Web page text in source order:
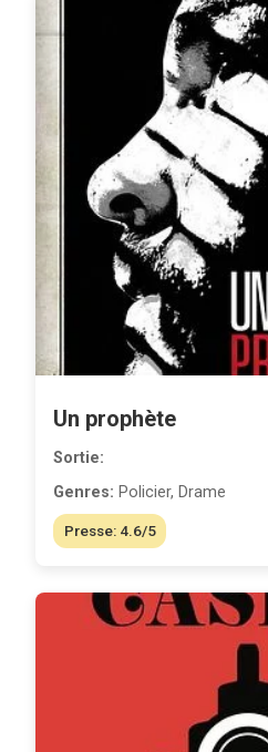
Un prophète
Sortie:
Genres: Policier, Drame
Presse: 4.6/5